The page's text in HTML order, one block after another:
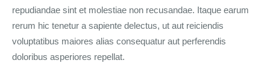
repudiandae sint et molestiae non recusandae. Itaque earum
rerum hic tenetur a sapiente delectus, ut aut reiciendis
voluptatibus maiores alias consequatur aut perferendis
doloribus asperiores repellat.